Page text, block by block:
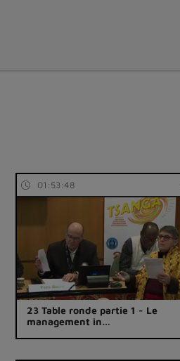
01:53:48
23 Table ronde partie 1 - Le
management in…